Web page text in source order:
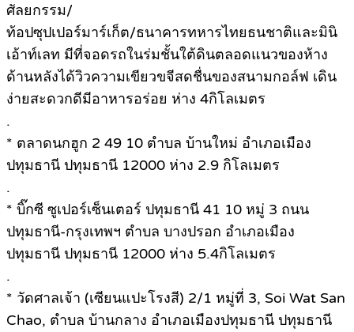
ศัลยกรรม/
ท้อปซุปเปอร์มาร์เก็ต/ธนาคารทหารไทยธนชาติและมินิ
เอ้าท์เลท มีที่จอดรถในร่มชั้นใต้ดินตลอดแนวของห้าง
ด้านหลังได้วิวความเขียวขจีสดชื่นของสนามกอล์ฟ เดิน
ง่ายสะดวกดีมีอาหารอร่อย ห่าง 4กิโลเมตร
.
* ตลาดนกฮูก 2 49 10 ตำบล บ้านใหม่ อำเภอเมือง
ปทุมธานี ปทุมธานี 12000 ห่าง 2.9 กิโลเมตร
.
* บิ๊กซี ซูเปอร์เซ็นเตอร์ ปทุมธานี 41 10 หมู่ 3 ถนน
ปทุมธานี-กรุงเทพฯ ตำบล บางปรอก อำเภอเมือง
ปทุมธานี ปทุมธานี 12000 ห่าง 5.4กิโลเมตร
.
* วัดศาลเจ้า (เซียนแปะโรงสี) 2/1 หมู่ที่ 3, Soi Wat San
Chao, ตำบล บ้านกลาง อำเภอเมืองปทุมธานี ปทุมธานี